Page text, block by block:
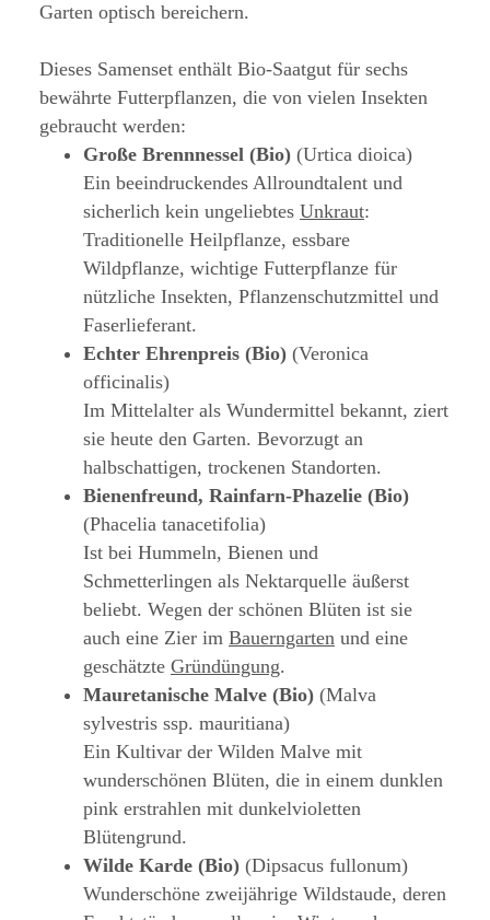
Garten optisch bereichern.
Dieses Samenset enthält Bio-Saatgut für sechs
bewährte Futterpflanzen, die von vielen Insekten
gebraucht werden:
Große Brennnessel (Bio) (Urtica dioica)
Ein beeindruckendes Allroundtalent und
sicherlich kein ungeliebtes Unkraut:
Traditionelle Heilpflanze, essbare
Wildpflanze, wichtige Futterpflanze für
nützliche Insekten, Pflanzenschutzmittel und
Faserlieferant.
Echter Ehrenpreis (Bio) (Veronica
officinalis)
Im Mittelalter als Wundermittel bekannt, ziert
sie heute den Garten. Bevorzugt an
halbschattigen, trockenen Standorten.
Bienenfreund, Rainfarn-Phazelie (Bio)
(Phacelia tanacetifolia)
Ist bei Hummeln, Bienen und
Schmetterlingen als Nektarquelle äußerst
beliebt. Wegen der schönen Blüten ist sie
auch eine Zier im Bauerngarten und eine
geschätzte Gründüngung.
Mauretanische Malve (Bio) (Malva
sylvestris ssp. mauritiana)
Ein Kultivar der Wilden Malve mit
wunderschönen Blüten, die in einem dunklen
pink erstrahlen mit dunkelvioletten
Blütengrund.
Wilde Karde (Bio) (Dipsacus fullonum)
Wunderschöne zweijährige Wildstaude, deren